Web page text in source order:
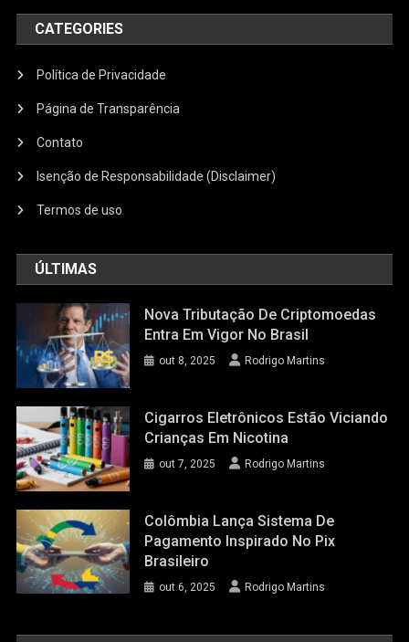
CATEGORIES
Política de Privacidade
Página de Transparência
Contato
Isenção de Responsabilidade (Disclaimer)
Termos de uso
ÚLTIMAS
Nova Tributação De Criptomoedas
Entra Em Vigor No Brasil
out 8, 2025 Rodrigo Martins
Cigarros Eletrônicos Estão Viciando
Crianças Em Nicotina
out 7, 2025 Rodrigo Martins
Colômbia Lança Sistema De
Pagamento Inspirado No Pix
Brasileiro
out 6, 2025 Rodrigo Martins